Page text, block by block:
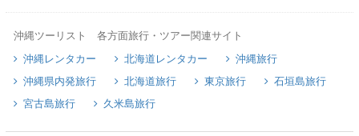
沖縄ツーリスト 各方面旅行・ツアー関連サイト
沖縄レンタカー
北海道レンタカー
沖縄旅行
沖縄県内発旅行
北海道旅行 東京旅行
石垣島旅行
宮古島旅行
久米島旅行